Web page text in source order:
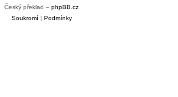
Český překlad – phpBB.cz
Soukromí| Podmínky